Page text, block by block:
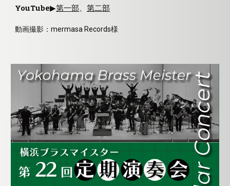
YouTube▶︎第一部、第二部
動画撮影：mermasa Records様